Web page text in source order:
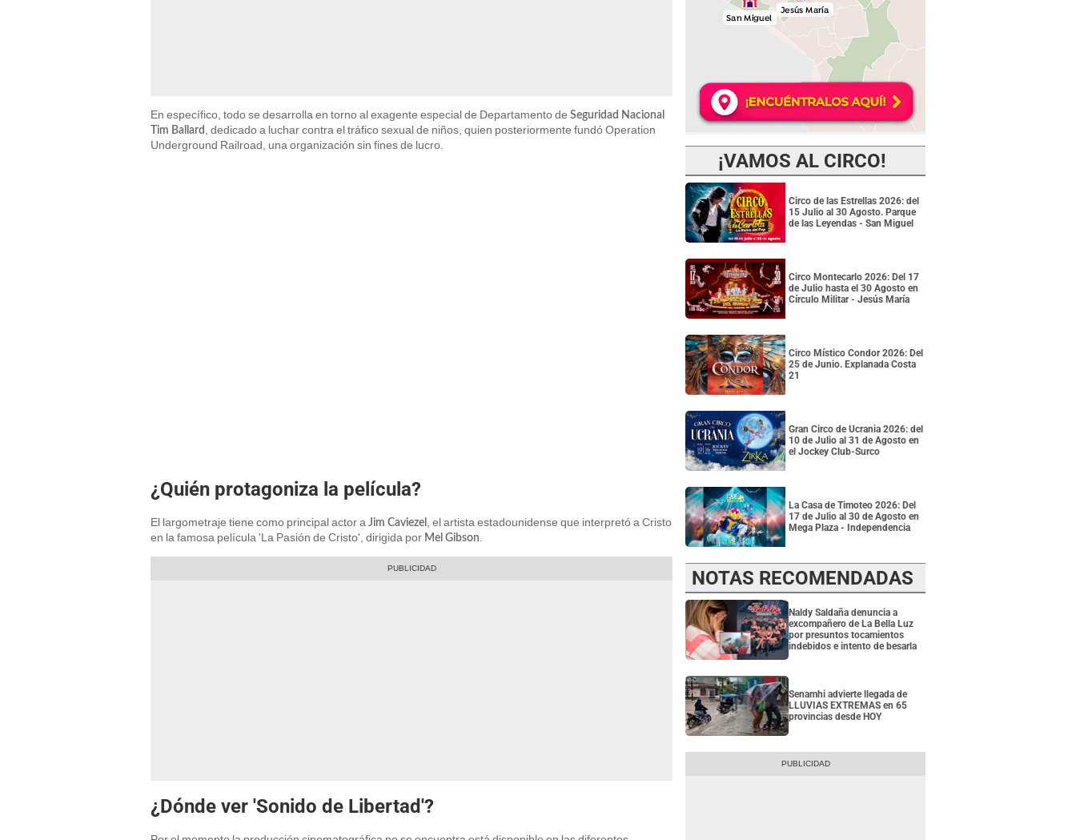
En específico, todo se desarrolla en torno al exagente especial de Departamento de Seguridad Nacional
Tim Ballard , dedicado a luchar contra el tráfico sexual de niños, quien posteriormente fundó Operation
Underground Railroad, una organización sin fines de lucro.
¿Quién protagoniza la película?
El largometraje tiene como principal actor a Jim Caviezel , el artista estadounidense que interpretó a Cristo
en la famosa película 'La Pasión de Cristo', dirigida por Mel Gibson.
¿Dónde ver 'Sonido de Libertad'?
¡VAMOS AL CIRCO!
Circo de las Estrellas 2026: del
15 Julio al 30 Agosto. Parque
de las Leyendas - San Miguel
Circo Montecarlo 2026: Del 17
de Julio hasta el 30 Agosto en
Círculo Militar - Jesús María
Circo Místico Condor 2026: Del
25 de Junio. Explanada Costa
21
Gran Circo de Ucrania 2026: del
10 de Julio al 31 de Agosto en
el Jockey Club-Surco
La Casa de Timoteo 2026: Del
17 de Julio al 30 de Agosto en
Mega Plaza - Independencia
NOTAS RECOMENDADAS
Naldy Saldaña denuncia a
excompañero de La Bella Luz
por presuntos tocamientos
indebidos e intento de besarla
Senamhi advierte llegada de
LLUVIAS EXTREMAS en 65
provincias desde HOY